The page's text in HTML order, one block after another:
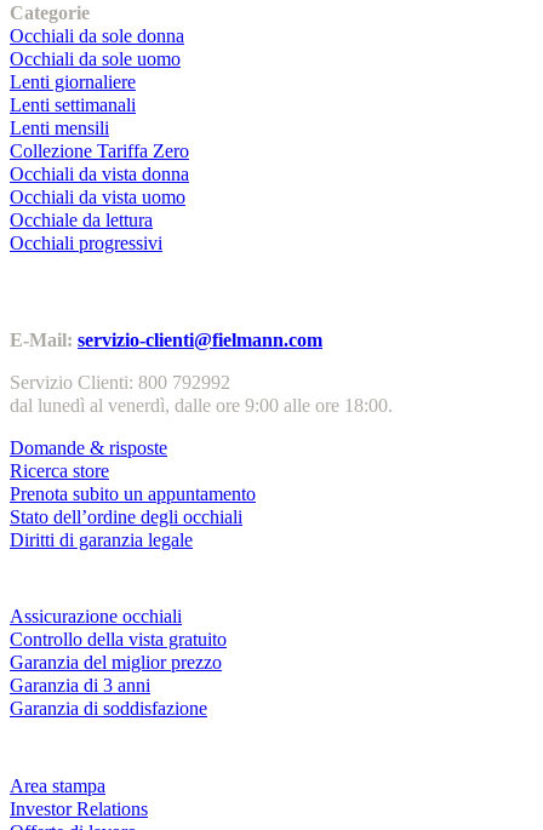
Categorie
Occhiali da sole donna
Occhiali da sole uomo
Lenti giornaliere
Lenti settimanali
Lenti mensili
Collezione Tariffa Zero
Occhiali da vista donna
Occhiali da vista uomo
Occhiale da lettura
Occhiali progressivi
E-Mail: servizio-clienti@fielmann.com
Servizio Clienti: 800 792992
dal lunedì al venerdì, dalle ore 9:00 alle ore 18:00.
Domande & risposte
Ricerca store
Prenota subito un appuntamento
Stato dell’ordine degli occhiali
Diritti di garanzia legale
Assicurazione occhiali
Controllo della vista gratuito
Garanzia del miglior prezzo
Garanzia di 3 anni
Garanzia di soddisfazione
Area stampa
Investor Relations